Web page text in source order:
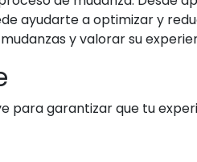
ayudarte a optimizar y
y valorar su
garantizar que tu